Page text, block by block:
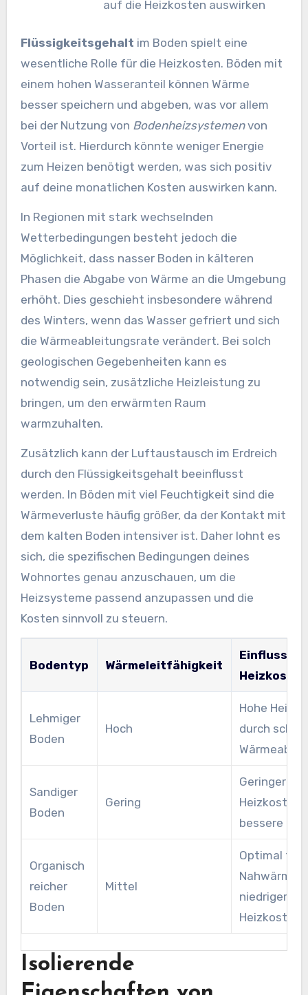
auf die Heizkosten auswirken
Flüssigkeitsgehalt im Boden spielt eine
wesentliche Rolle für die Heizkosten. Böden mit
einem hohen Wasseranteil können Wärme
besser speichern und abgeben, was vor allem
bei der Nutzung von Bodenheizsystemenvon
Vorteil ist. Hierdurch könnte weniger Energie
zum Heizen benötigt werden, was sich positiv
auf deine monatlichen Kosten auswirken kann.
In Regionen mit stark wechselnden
Wetterbedingungen besteht jedoch die
Möglichkeit, dass nasser Boden in kälteren
Phasen die Abgabe von Wärme an die Umgebung
erhöht. Dies geschieht insbesondere während
des Winters, wenn das Wasser gefriert und sich
die Wärmeableitungsrate verändert. Bei solch
geologischen Gegebenheiten kann es
notwendig sein, zusätzliche Heizleistung zu
bringen, um den erwärmten Raum
warmzuhalten.
Zusätzlich kann der Luftaustausch im Erdreich
durch den Flüssigkeitsgehalt beeinflusst
werden. In Böden mit viel Feuchtigkeit sind die
Wärmeverluste häufig größer, da der Kontakt mit
dem kalten Boden intensiver ist. Daher lohnt es
sich, die spezifischen Bedingungen deines
Wohnortes genau anzuschauen, um die
Heizsysteme passend anzupassen und die
Kosten sinnvoll zu steuern.
Bodentyp Wärmeleitfähigkeit
Einfluss
Heizkosten
Lehmiger
Boden
Hoch
Hohe
durch
Sandiger
Boden
Gering
Geringere
Heizkosten
bessere
Organisch
reicher
Boden
Mittel
Optimal für
niedrigere
Heizkosten
Isolierende